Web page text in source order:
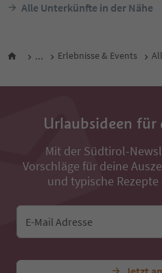
Alle Unterkünfte in der Nähe
... Erlebnisse & Events
Urlaubsideen
Mit der Südtirol-
Vorschläge für deine
und typische
E-Mail Adresse